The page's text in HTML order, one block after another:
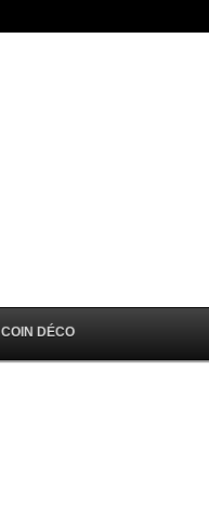
COIN DÉCO